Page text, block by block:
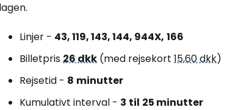
Linjer - 43, 119, 143, 144, 944X, 166
Billetpris26 dkk (med rejsekort 15,60 dkk)
Rejsetid - 8 minutter
Kumulativt interval - 3 til 25 minutter